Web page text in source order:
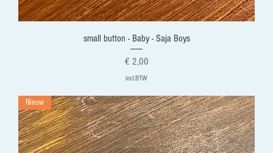
small button - Baby - Saja Boys
Prijs
€ 2,00
incl.BTW
Nieuw